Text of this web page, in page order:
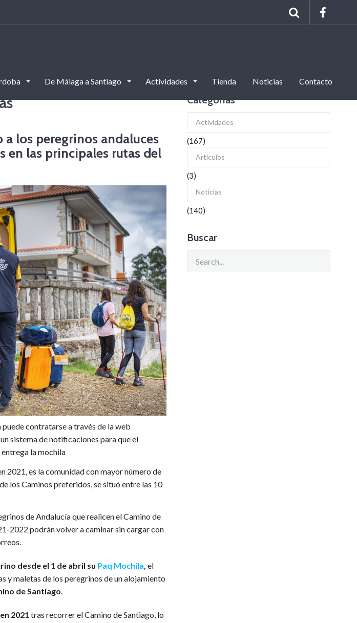
De Málaga a Santiago Actividades Tienda Noticias Contacto
los peregrinos andaluces
en las principales rutas del
contratarse a través de la web
sistema de notificaciones para que el
la mochila
2021, es la comunidad con mayor número de
los Caminos preferidos, se situó entre las 10
de Andalucía que realicen el Camino de
2022 podrán volver a caminar sin cargar con
desde el 1 de abril su Paq Mochila el
y maletas de los peregrinos de un alojamiento
de Santiago
2021 tras recorrer el Camino de Santiago, lo
Categorías
Actividades
(167)
Artículos
(3)
Noticias
(140)
Buscar